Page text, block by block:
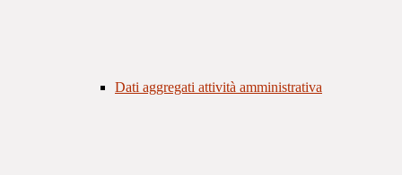
Dati aggregati attività amministrativa